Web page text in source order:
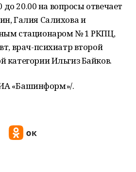
до 20.00 на вопросы отвечает
Галия Салихова и
стационаром № 1 РКПЦ,
врач-психиатр второй
категории Ильгиз Байков.
«Башинформ»/.